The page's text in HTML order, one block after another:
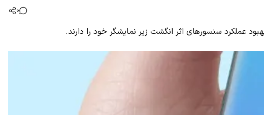
0
عملکرد سنسور‌های اثر انگشت زیر نمایشگر خود را دارند.